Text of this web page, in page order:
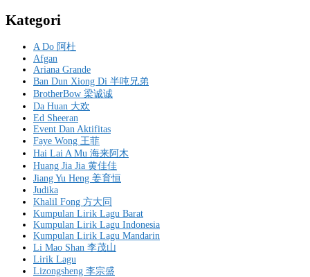
Kategori
A Do 阿杜
Afgan
Ariana Grande
Ban Dun Xiong Di 半吨兄弟
BrotherBow 梁诚诚
Da Huan 大欢
Ed Sheeran
Event Dan Aktifitas
Faye Wong 王菲
Hai Lai A Mu 海来阿木
Huang Jia Jia 黄佳佳
Jiang Yu Heng 姜育恒
Judika
Khalil Fong 方大同
Kumpulan Lirik Lagu Barat
Kumpulan Lirik Lagu Indonesia
Kumpulan Lirik Lagu Mandarin
Li Mao Shan 李茂山
Lirik Lagu
Lizongsheng 李宗盛